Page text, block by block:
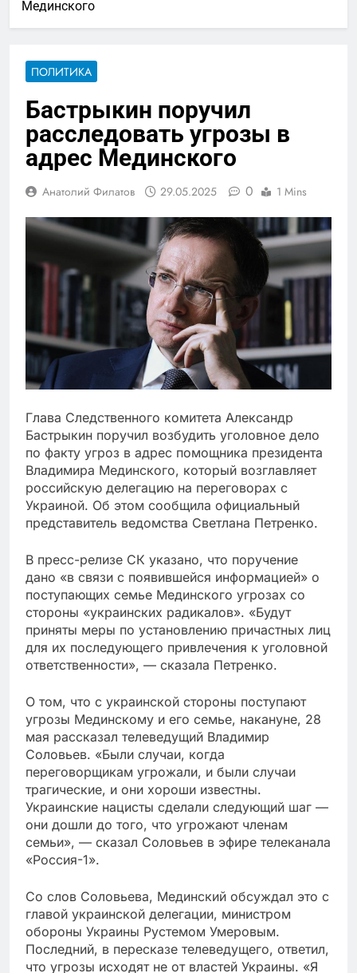
Мединского
ПОЛИТИКА
Бастрыкин поручил
расследовать угрозы в
адрес Мединского
Анатолий Филатов 29.05.2025 0 1 Mins
Глава Следственного комитета Александр
Бастрыкин поручил возбудить уголовное дело
по факту угроз в адрес помощника президента
Владимира Мединского, который возглавляет
российскую делегацию на переговорах с
Украиной. Об этом сообщила официальный
представитель ведомства Светлана Петренко.
В пресс-релизе СК указано, что поручение
дано «в связи с появившейся информацией» о
поступающих семье Мединского угрозах со
стороны «украинских радикалов». «Будут
приняты меры по установлению причастных лиц
для их последующего привлечения к уголовной
ответственности», — сказала Петренко.
О том, что с украинской стороны поступают
угрозы Мединскому и его семье, накануне, 28
мая рассказал телеведущий Владимир
Соловьев. «Были случаи, когда
переговорщикам угрожали, и были случаи
трагические, и они хороши известны.
Украинские нацисты сделали следующий шаг —
они дошли до того, что угрожают членам
семьи», — сказал Соловьев в эфире телеканала
«Россия-1».
Со слов Соловьева, Мединский обсуждал это с
главой украинской делегации, министром
обороны Украины Рустемом Умеровым.
Последний, в пересказе телеведущего, ответил,
что угрозы исходят не от властей Украины. «Я